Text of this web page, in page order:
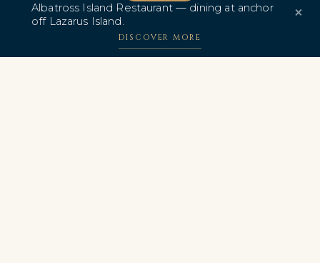
Albatross Island Restaurant — dining at anchor
off Lazarus Island.
DISCOVER MORE
×
信天翁快艇 极速体验